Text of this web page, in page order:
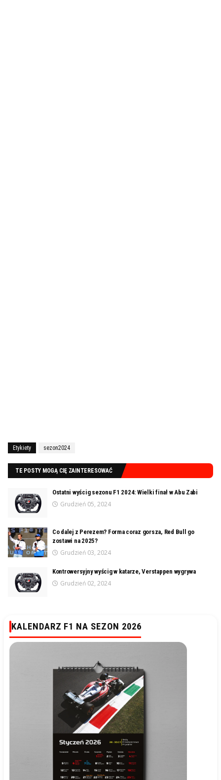
Etykiety sezon2024
TE POSTY MOGĄ CIĘ ZAINTERESOWAĆ
Ostatni wyścig sezonu F1 2024: Wielki finał w Abu Zabi
Grudzień 05, 2024
Co dalej z Perezem? Forma coraz gorsza, Red Bull go
zostawi na 2025?
Grudzień 03, 2024
Kontrowersyjny wyścig w katarze, Verstappen wygrywa
Grudzień 02, 2024
KALENDARZ F1 NA SEZON 2026